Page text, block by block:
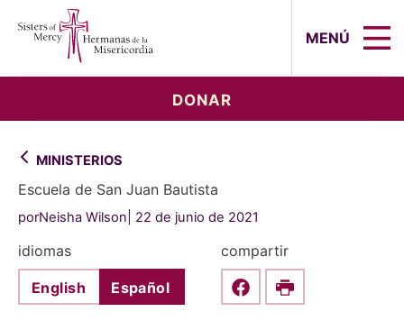
MENÚ
DONAR
MINISTERIOS
Escuela de San Juan Bautista
porNeisha Wilson 22 de junio de 2021
idiomas
English Español
compartir
Share this on Facebook
Print